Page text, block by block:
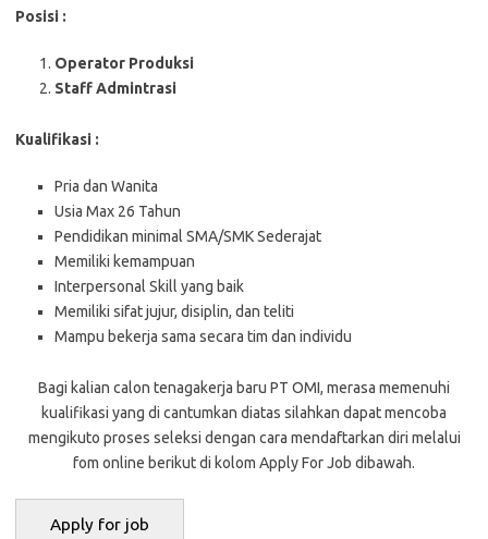
Posisi :
Operator Produksi
Staff Admintrasi
Kualifikasi :
Pria dan Wanita
Usia Max 26 Tahun
Pendidikan minimal SMA/SMK Sederajat
Memiliki kemampuan
Interpersonal Skill yang baik
Memiliki sifat jujur, disiplin, dan teliti
Mampu bekerja sama secara tim dan individu
Bagi kalian calon tenagakerja baru PT OMI, merasa memenuhi
kualifikasi yang di cantumkan diatas silahkan dapat mencoba
mengikuto proses seleksi dengan cara mendaftarkan diri melalui
fom online berikut di kolom Apply For Job dibawah.